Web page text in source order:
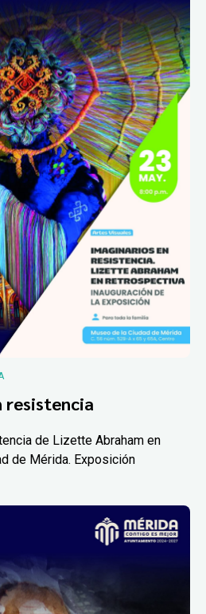
resistencia
de Lizette Abraham en
de Mérida. Exposición